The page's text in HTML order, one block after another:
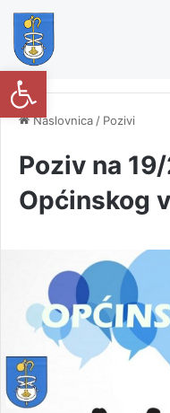
Naslovnica / Pozivi
Poziv na
Općinskog
Open toolbar